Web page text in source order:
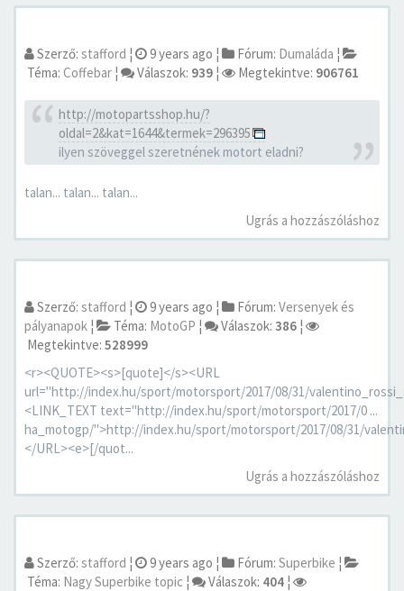
Szerző: stafford ¦ 9 years ago ¦ Fórum: Dumaláda ¦
Téma: Coffebar ¦ Válaszok: 939 ¦ Megtekintve: 906761
http://motopartsshop.hu/?
oldal=2&kat=1644&termek=296395
ilyen szöveggel szeretnének motort eladni?
talan... talan... talan...
Ugrás a hozzászóláshoz
Szerző: stafford ¦ 9 years ago ¦ Fórum: Versenyek és
pályanapok ¦ Téma: MotoGP ¦ Válaszok: 386 ¦
Megtekintve: 528999
<r><QUOTE><s>[quote]</s><URL
url="http://index.hu/sport/motorsport/2017/08/31/
<LINK_TEXT text="http://index.hu/sport/motorsport/2017/0 ...
ha_motogp/">http://index.hu/sport/motorsport/2017/08/31/
</URL><e>[/quot...
Ugrás a hozzászóláshoz
Szerző: stafford ¦ 9 years ago ¦ Fórum: Superbike ¦
Téma: Nagy Superbike topic ¦ Válaszok: 404 ¦